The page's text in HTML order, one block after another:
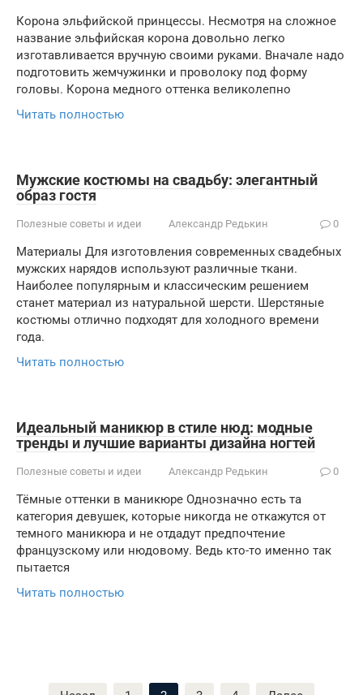
Корона эльфийской принцессы. Несмотря на сложное
название эльфийская корона довольно легко
изготавливается вручную своими руками. Вначале надо
подготовить жемчужинки и проволоку под форму
головы. Корона медного оттенка великолепно
Читать полностью
Мужские костюмы на свадьбу: элегантный
образ гостя
Полезные советы и идеи Александр Редькин 0
Материалы Для изготовления современных свадебных
мужских нарядов используют различные ткани.
Наиболее популярным и классическим решением
станет материал из натуральной шерсти. Шерстяные
костюмы отлично подходят для холодного времени
года.
Читать полностью
Идеальный маникюр в стиле нюд: модные
тренды и лучшие варианты дизайна ногтей
Полезные советы и идеи Александр Редькин 0
Тёмные оттенки в маникюре Однозначно есть та
категория девушек, которые никогда не откажутся от
темного маникюра и не отдадут предпочтение
французскому или нюдовому. Ведь кто-то именно так
пытается
Читать полностью
Пагинация